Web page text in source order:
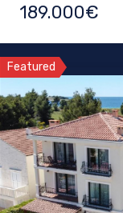
189.000€
Featured